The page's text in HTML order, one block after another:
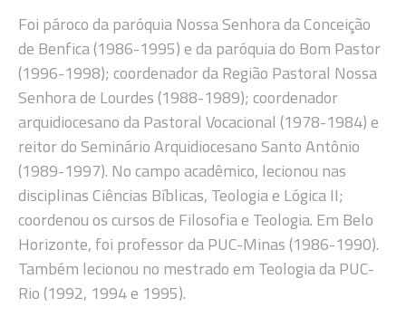
Foi pároco da paróquia Nossa Senhora da Conceição
de Benfica (1986-1995) e da paróquia do Bom Pastor
(1996-1998); coordenador da Região Pastoral Nossa
Senhora de Lourdes (1988-1989); coordenador
arquidiocesano da Pastoral Vocacional (1978-1984) e
reitor do Seminário Arquidiocesano Santo Antônio
(1989-1997). No campo acadêmico, lecionou nas
disciplinas Ciências Bíblicas, Teologia e Lógica II;
coordenou os cursos de Filosofia e Teologia. Em Belo
Horizonte, foi professor da PUC-Minas (1986-1990).
Também lecionou no mestrado em Teologia da PUC-
Rio (1992, 1994 e 1995).